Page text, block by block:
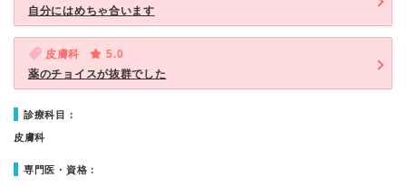
自分にはめちゃ合います
皮膚科
5.0
薬のチョイスが抜群でした
診療科目：
皮膚科
専門医・資格：